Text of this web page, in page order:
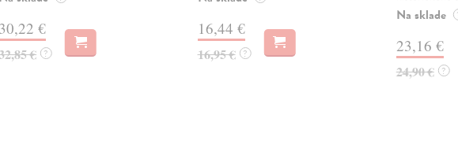
30,22 €
€ ?
16,44 €
16,95 € ?
Na sklade
23,16 €
24,90 € ?